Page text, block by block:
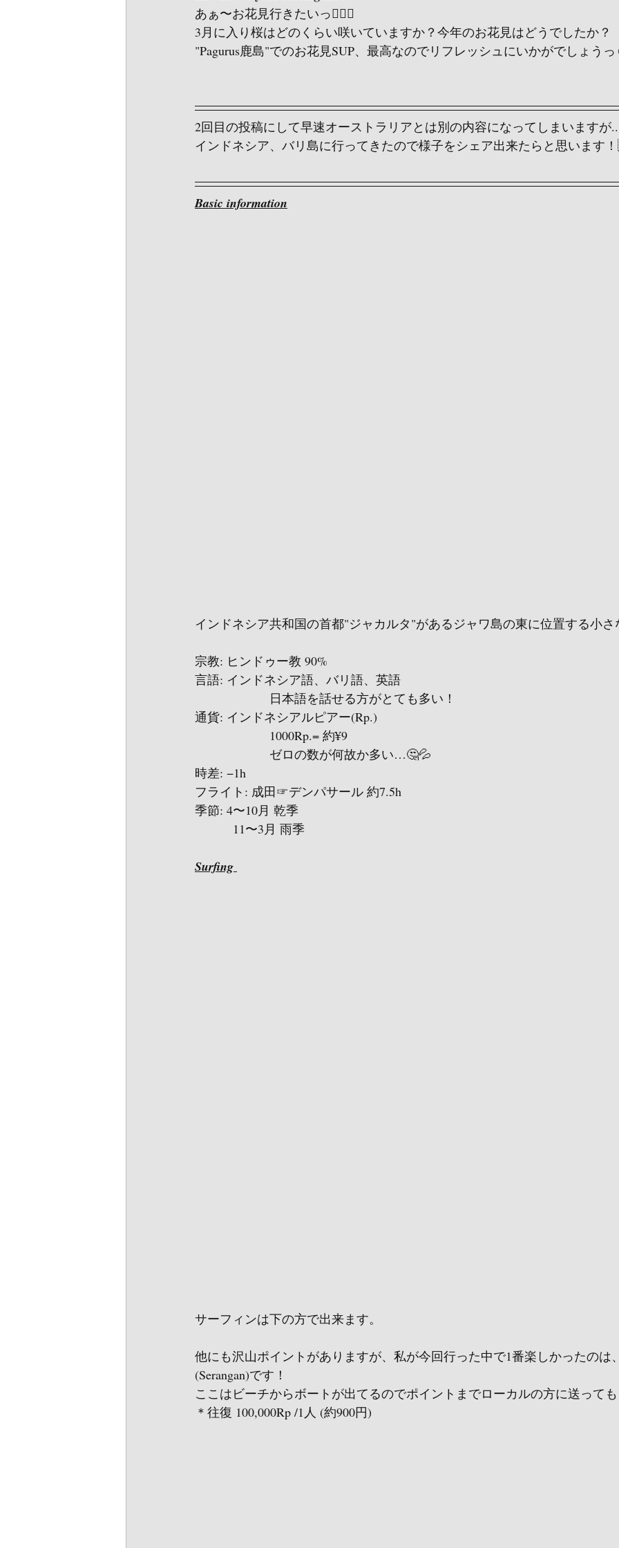
あぁ〜お花見行きたいっ😮‍💨✨
3月に入り桜はどのくらい咲いていますか？今年のお花見はどうでしたか？
"Pagurus鹿島"でのお花見SUP、最高なのでリフレッシュにいかがでしょう
2回目の投稿にして早速オーストラリアとは別の内容になってしまいますが
インドネシア、バリ島に行ってきたので様子をシェア出来たらと思います
Basic information
インドネシア共和国の首都"ジャカルタ"があるジャワ島の東に位置する小さ
宗教: ヒンドゥー教 90%
言語: インドネシア語、バリ語、英語
日本語を話せる方がとても多い！
通貨: インドネシアルピアー(Rp.)
1000Rp.= 約¥9
ゼロの数が何故か多い…🤔💦
時差: −1h
フライト: 成田☞デンパサール 約7.5h
季節: 4〜10月 乾季
           11〜3月 雨季
Surfing
サーフィンは下の方で出来ます。
他にも沢山ポイントがありますが、私が今回行った中で1番楽しかったのは
(Serangan)です！
ここはビーチからボートが出てるのでポイントまでローカルの方に送って
＊往復 100,000Rp /1人 (約900円)